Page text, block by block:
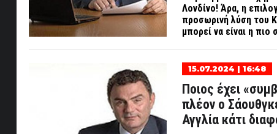
Λονδίνο! Άρα, η
προσωρινή λύση του
μπορεί να είναι η
15.07.2024 | 16:48
Ποιος έχει
πλέον ο
Αγγλία κάτι